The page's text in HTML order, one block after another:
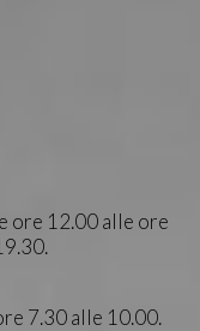
ore 12.00 alle ore
7.30 alle 10.00.